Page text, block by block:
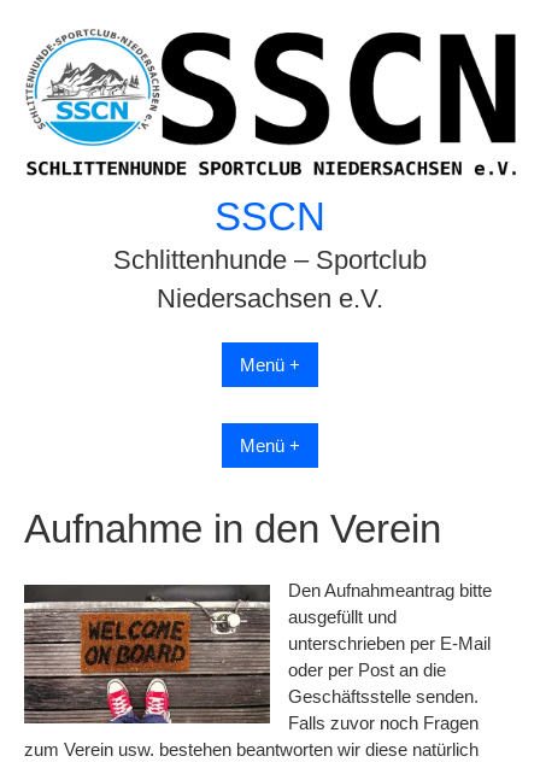
content
SSCN
Schlittenhunde – Sportclub
Niedersachsen e.V.
Menü +
Menü +
Aufnahme in den Verein
Den Aufnahmeantrag bitte
ausgefüllt und
unterschrieben per E-Mail
oder per Post an die
Geschäftsstelle senden.
Falls zuvor noch Fragen
zum Verein usw. bestehen beantworten wir diese natürlich